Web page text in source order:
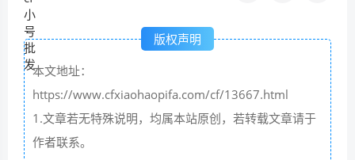
版权声明
本文地址：
https://www.cfxiaohaopifa.com/cf/13667.html
1.文章若无特殊说明，均属本站原创，若转载文章请于
作者联系。